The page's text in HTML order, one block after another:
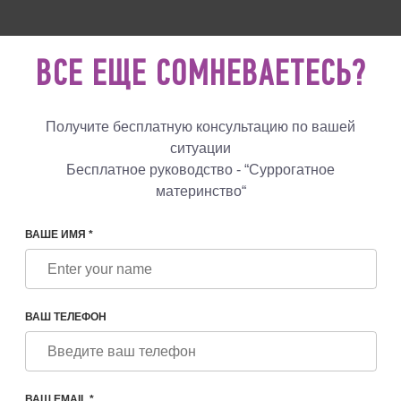
48 29
НАМ
Отзывы Блог Программы
СУРРОГАТНОЕ МАТЕРИНСТВО УСЛУГА
попыток ЭКО
ВСЕ ЕЩЕ СОМНЕВАЕТЕСЬ?
Получите бесплатную консультацию по вашей
ситуации
Бесплатное руководство - “Суррогатное
материнство“
ВАШЕ ИМЯ *
ВАШ ТЕЛЕФОН